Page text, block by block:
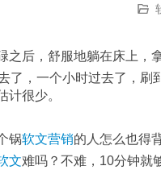
之后，舒服地躺在床上，
计很少。
锅
软文营销的人怎么也得
文难吗？不难，10分钟就